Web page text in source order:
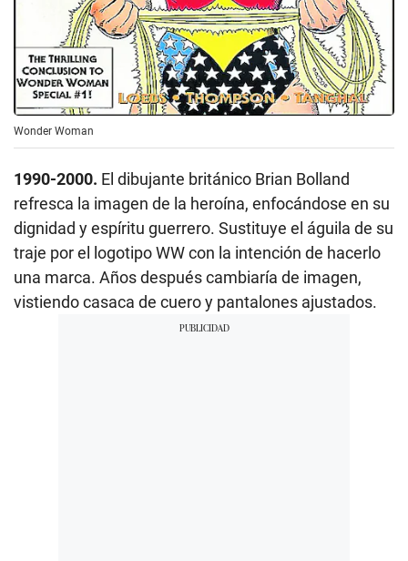
Wonder Woman
1990-2000. El dibujante británico Brian Bolland
refresca la imagen de la heroína, enfocándose en su
dignidad y espíritu guerrero. Sustituye el águila de su
traje por el logotipo WW con la intención de hacerlo
una marca. Años después cambiaría de imagen,
vistiendo casaca de cuero y pantalones ajustados.